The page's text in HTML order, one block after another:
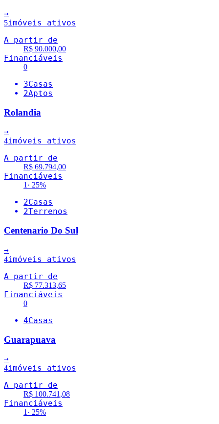
→
5imóveis ativos
A partir de
R$ 90.000,00
Financiáveis
0
3Casas
2Aptos
Rolandia
→
4imóveis ativos
A partir de
R$ 69.794,00
Financiáveis
1 · 25%
2Casas
2Terrenos
Centenario Do Sul
→
4imóveis ativos
A partir de
R$ 77.313,65
Financiáveis
0
4Casas
Guarapuava
→
4imóveis ativos
A partir de
R$ 100.741,08
Financiáveis
1 · 25%